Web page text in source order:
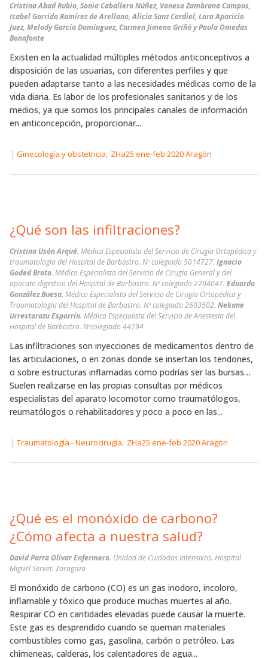
Cristina Abad Rubio, Sonia Caballero Núñez, Vanesa Zambrana Campos,
Isabel Garrido Ramírez de Arellano, Alicia Sanz Cardiel, Lara Aparicio
Juez, Melody García Domínguez, Carmen Jimeno Griñó y Paula Omedas
Bonafonte
Existen en la actualidad múltiples métodos anticonceptivos a
disposición de las usuarias, con diferentes perfiles y que
pueden adaptarse tanto a las necesidades médicas como de la
vida diaria. Es labor de los profesionales sanitarios y de los
medios, ya que somos los principales canales de información
en anticoncepción, proporcionar...
| Ginecología y obstetricia, ZHa25 ene-feb 2020 Aragón
¿Qué son las infiltraciones?
Cristina Usón Arqué. Médico Especialista del Servicio de Cirugía Ortopédica y
traumatología del Hospital de Barbastro. Nº colegiado 5014727. Ignacio
Goded Broto. Médico Especialista del Servicio de Cirugía General y del
aparato digestivo del Hospital de Barbastro. Nº colegiado 2204047. Eduardo
González Buesa. Médico Especialista del Servicio de Cirugía Ortopédica y
Traumatología del Hospital de Barbastro. Nº colegiado 2603502. Nekane
Urrestarazu Esporrín. Médico Especialista del Servicio de Anestesia del
Hospital de Barbastro. Nºcolegiado 44794
Las infiltraciones son inyecciones de medicamentos dentro de
las articulaciones, o en zonas donde se insertan los tendones,
o sobre estructuras inflamadas como podrías ser las bursas…
Suelen realizarse en las propias consultas por médicos
especialistas del aparato locomotor como traumatólogos,
reumatólogos o rehabilitadores y poco a poco en las...
| Traumatología - Neurocirugía, ZHa25 ene-feb 2020 Aragón
¿Qué es el monóxido de carbono?
¿Cómo afecta a nuestra salud?
David Parra Olivar Enfermero. Unidad de Cuidados Intensivos. Hospital
Miguel Servet. Zaragoza
El monóxido de carbono (CO) es un gas inodoro, incoloro,
inflamable y tóxico que produce muchas muertes al año.
Respirar CO en cantidades elevadas puede causar la muerte.
Este gas es desprendido cuando se queman materiales
combustibles como gas, gasolina, carbón o petróleo. Las
chimeneas, calderas, los calentadores de agua...